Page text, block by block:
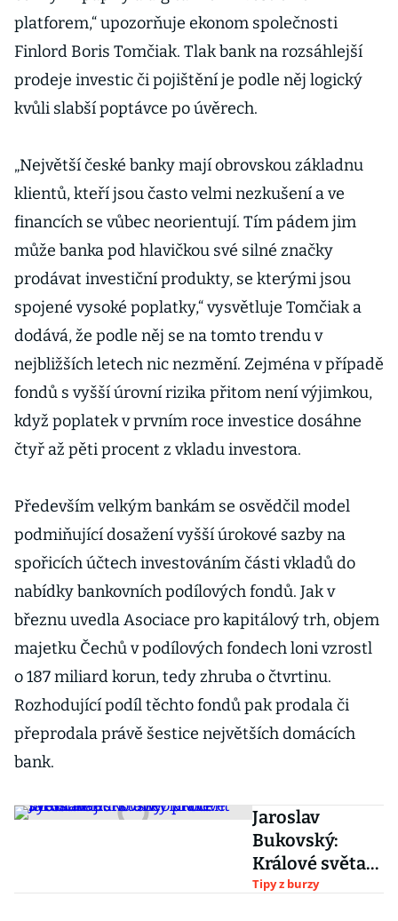
platforem,“ upozorňuje ekonom společnosti
Finlord Boris Tomčiak. Tlak bank na rozsáhlejší
prodeje investic či pojištění je podle něj logický
kvůli slabší poptávce po úvěrech.
„Největší české banky mají obrovskou základnu
klientů, kteří jsou často velmi nezkušení a ve
financích se vůbec neorientují. Tím pádem jim
může banka pod hlavičkou své silné značky
prodávat investiční produkty, se kterými jsou
spojené vysoké poplatky,“ vysvětluje Tomčiak a
dodává, že podle něj se na tomto trendu v
nejbližších letech nic nezmění. Zejména v případě
fondů s vyšší úrovní rizika přitom není výjimkou,
když poplatek v prvním roce investice dosáhne
čtyř až pěti procent z vkladu investora.
Především velkým bankám se osvědčil model
podmiňující dosažení vyšší úrokové sazby na
spořicích účtech investováním části vkladů do
nabídky bankovních podílových fondů. Jak v
březnu uvedla Asociace pro kapitálový trh, objem
majetku Čechů v podílových fondech loni vzrostl
o 187 miliard korun, tedy zhruba o čtvrtinu.
Rozhodující podíl těchto fondů pak prodala či
přeprodala právě šestice největších domácích
bank.
Jaroslav
Bukovský:
Králové světa
investic aneb
Tipy z burzy